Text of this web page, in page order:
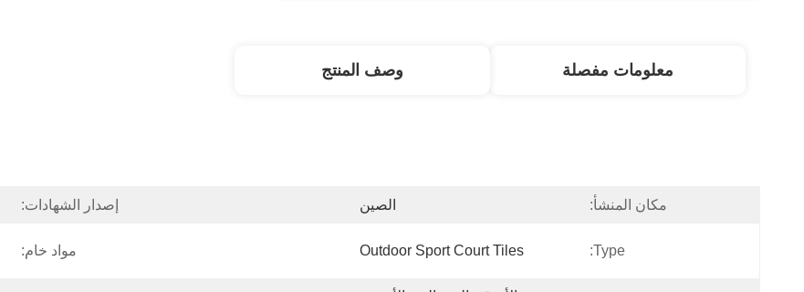
معلومات مفصلة وصف المنتج
مكان المنشأ: الصين إصدار الشهادات:
Type:
Outdoor Sport Court Tiles مواد خام: